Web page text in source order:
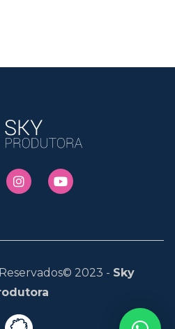
2023 - Sky